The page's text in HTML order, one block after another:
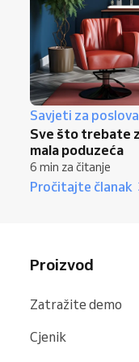
Savjeti za
Sve što trebate
mala poduzeća
6 min za čitanje
Pročitajte članak
Proizvod
Zatražite demo
Cjenik